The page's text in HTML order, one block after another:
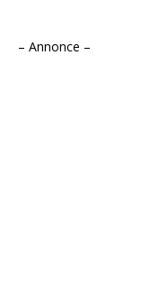
– Annonce –